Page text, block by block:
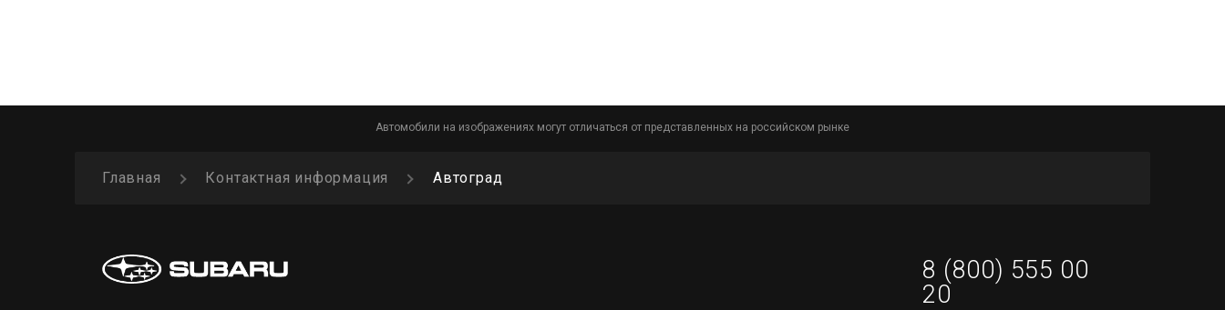
Автомобили на изображениях могут отличаться от представленных на российском рынке
Главная Контактная информация Автоград
8 (800) 555 00
20